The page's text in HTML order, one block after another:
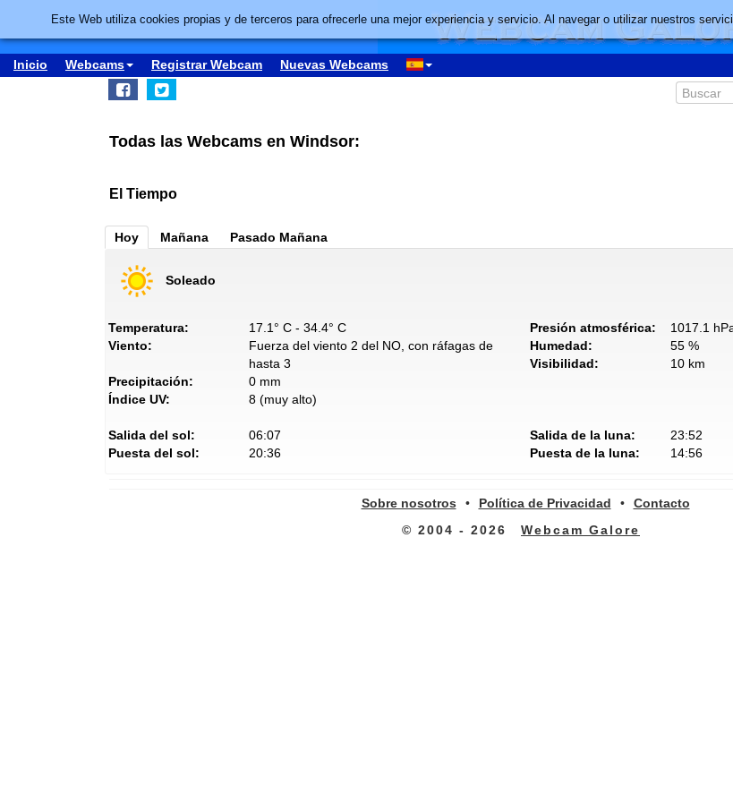
Inicio Webcams Registrar Webcam Nuevas Webcams
Todas las Webcams en Windsor:
El Tiempo
Hoy Mañana Pasado Mañana
Soleado
Temperatura:
17.1° C - 34.4° C
Viento:
Fuerza del viento 2 del NO, con ráfagas de
hasta 3
Precipitación:
0 mm
Índice UV:
8 (muy alto)
Presión atmosférica:
1017.1
Humedad:
55 %
Visibilidad:
10 km
Salida del sol:
06:07
Puesta del sol:
20:36
Salida de la luna:
23:52
Puesta de la luna:
14:56
Sobre nosotros • Política de Privacidad •
Contacto
© 2004 - 2026
Webcam Galore
Este Web utiliza cookies propias y de terceros para ofrecerle una mejor experiencia y servicio. Al navegar o utilizar nuestros